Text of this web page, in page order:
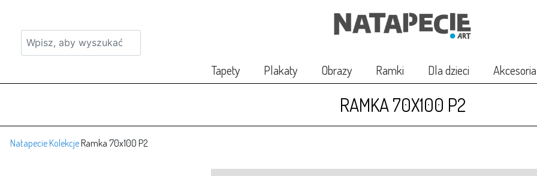
Tapety Plakaty Obrazy Ramki Dla dzieci Akcesoria
RAMKA 70X100 P2
Natapecie KolekcjeRamka 70x100 P2